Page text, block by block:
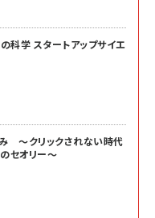
学 スタートアップサイエ
～クリックされない時代
セオリー～